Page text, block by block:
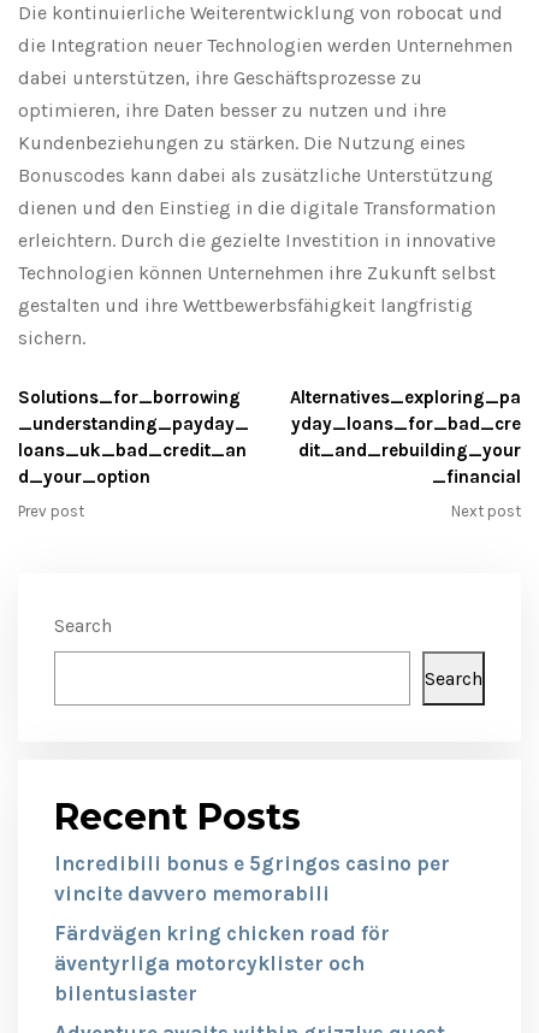
Die kontinuierliche Weiterentwicklung von robocat und
die Integration neuer Technologien werden Unternehmen
dabei unterstützen, ihre Geschäftsprozesse zu
optimieren, ihre Daten besser zu nutzen und ihre
Kundenbeziehungen zu stärken. Die Nutzung eines
Bonuscodes kann dabei als zusätzliche Unterstützung
dienen und den Einstieg in die digitale Transformation
erleichtern. Durch die gezielte Investition in innovative
Technologien können Unternehmen ihre Zukunft selbst
gestalten und ihre Wettbewerbsfähigkeit langfristig
sichern.
Solutions_for_borrowing
_understanding_payday_
loans_uk_bad_credit_an
d_your_option
Prev post
Alternatives_exploring_pa
yday_loans_for_bad_cre
dit_and_rebuilding_your
_financial
Next post
Search
Search
Recent Posts
Incredibili bonus e 5gringos casino per
vincite davvero memorabili
Färdvägen kring chicken road för
äventyrliga motorcyklister och
bilentusiaster